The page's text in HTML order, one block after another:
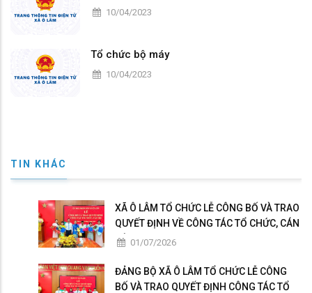
10/04/2023
Tổ chức bộ máy
10/04/2023
TIN KHÁC
XÃ Ô LÂM TỔ CHỨC LỄ CÔNG BỐ VÀ TRAO
QUYẾT ĐỊNH VỀ CÔNG TÁC TỔ CHỨC, CÁN
BỘ 01/07/2026
ĐẢNG BỘ XÃ Ô LÂM TỔ CHỨC LỄ CÔNG
BỐ VÀ TRAO QUYẾT ĐỊNH CÔNG TÁC TỔ